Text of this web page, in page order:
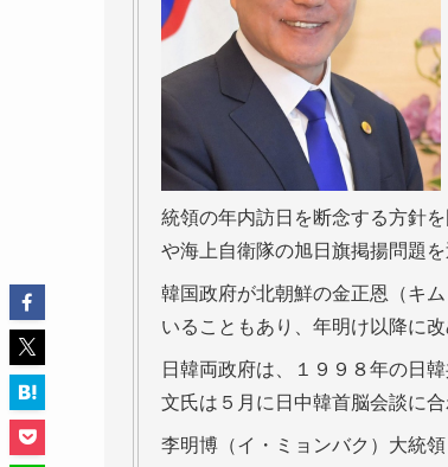
統領の年内訪日を断念する方針
や海上自衛隊の旭日旗掲揚問題を
韓国政府が北朝鮮の金正恩（キ
いることもあり、年明け以降に
日韓両政府は、１９９８年の日
文氏は５月に日中韓首脳会談に合
李明博（イ・ミョンバク）大統